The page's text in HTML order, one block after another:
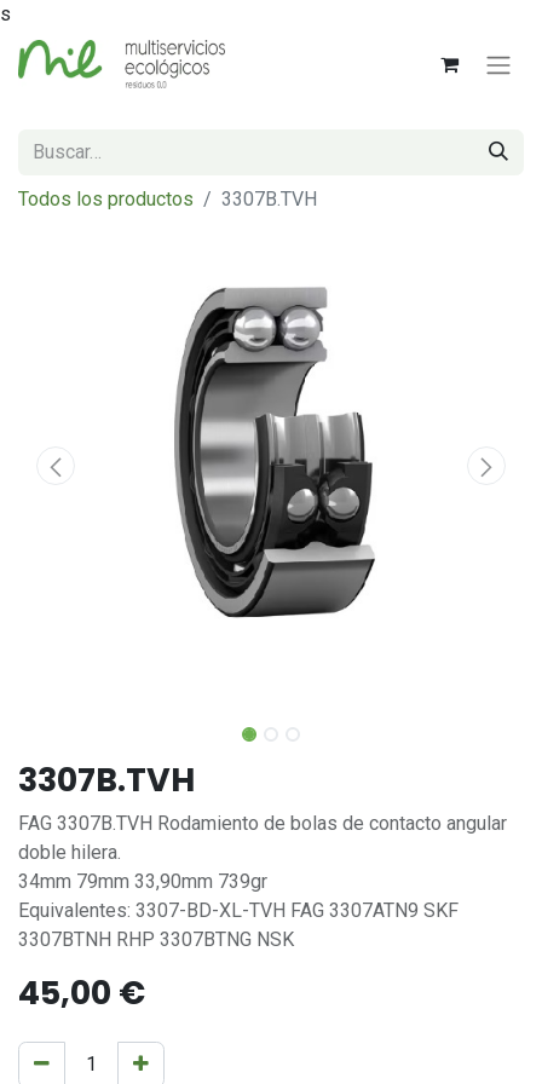
s
Todos los productos 3307B.TVH
3307B.TVH
FAG 3307B.TVH Rodamiento de bolas de contacto angular
doble hilera.
34mm 79mm 33,90mm 739gr
Equivalentes: 3307-BD-XL-TVH FAG 3307ATN9 SKF
3307BTNH RHP 3307BTNG NSK
45,00 €